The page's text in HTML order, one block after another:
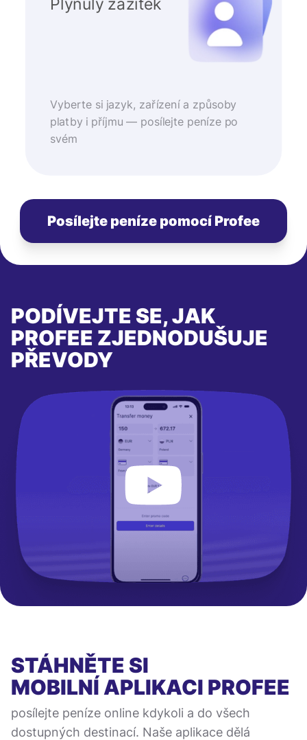
Plynulý zážitek
Vyberte si jazyk, zařízení a způsoby
platby i příjmu — posílejte peníze po
svém
Posílejte peníze pomocí Profee
PODÍVEJTE SE, JAK
PROFEE ZJEDNODUŠUJE
PŘEVODY
STÁHNĚTE SI
MOBILNÍ APLIKACI PROFEE
posílejte peníze online kdykoli a do všech
dostupných destinací. Naše aplikace dělá